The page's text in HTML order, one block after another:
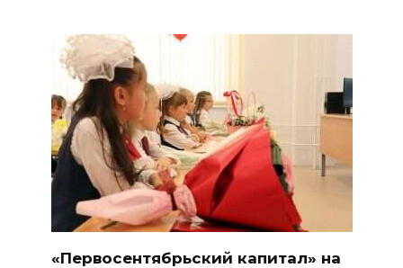
«Первосентябрьский капитал» на